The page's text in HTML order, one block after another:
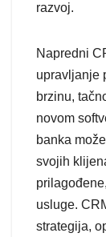
razvoj.
Napredni
upravljanje
brzinu,
novom
banka
svojih
usluge.
strategija,